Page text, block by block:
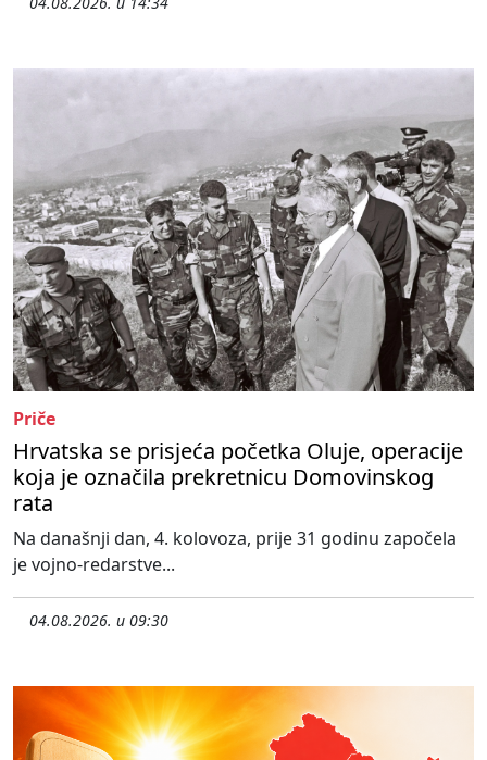
Priče
Hrvatska se prisjeća početka Oluje, operacije
koja je označila prekretnicu Domovinskog
rata
Na današnji dan, 4. kolovoza, prije 31 godinu započela
je vojno-redarstve...
04.08.2026. u 09:30